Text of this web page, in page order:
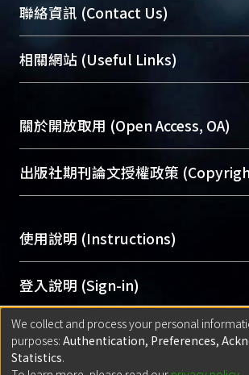
臺大位居世界頂尖大學之列，為永
展現本校豐碩的研究成果及學術能
機構典藏（NTUR）與學術庫（AH）
台，成為臺大學術典藏NTU
成果。
To permanently archive and
profiles and scholarly works,
services of “NTU Repository”
聯絡資訊 (Contact Us)
總館學科館員(Main Library)
醫學圖書館學科館員(Medical
Sciences Library)
相關網站 (Useful Links)
關於開放取用 (Open Access, OA)
開放取用是從使用者角度提升資訊
動，應用在學術研究上是透過將研
用逐年攀升。同時可加速研究發展
Archive）平台。 （點選深入了解OA）
出版社期刊論文授權政策
含部分內容的版權非匯入者所有
助與合作完成，請確認該版權所
意提供此授權。
Please represent that the
original work, and that you have
grant the rights to upload.
使用說明 (Instructions)
網站簡介(Quickstart Guide)
使用手冊(Instruction Manual)
線上預約服務(Booking Service)
登入說明 (Sign-in)
方案一：臺灣大學計算機中心帳
(With C&INC Email Account)
匯入著作 (Submission)
We collect and process your personal
purposes: Authentication, Preferences,
Statistics.